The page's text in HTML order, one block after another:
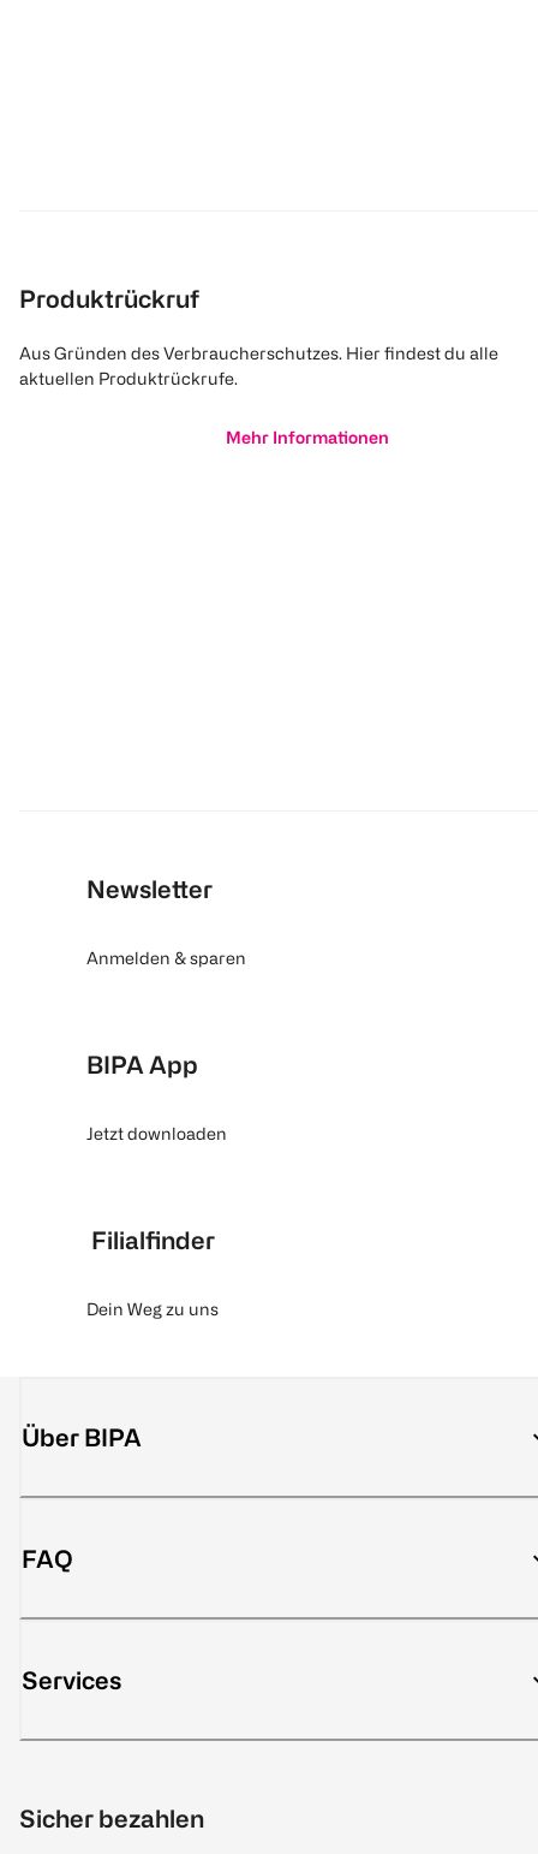
Produktrückruf
Aus Gründen des Verbraucherschutzes. Hier findest du alle
aktuellen Produktrückrufe.
Mehr Informationen
Newsletter
Anmelden & sparen
BIPA App
Jetzt downloaden
Filialfinder
Dein Weg zu uns
Über BIPA
FAQ
Services
Sicher bezahlen